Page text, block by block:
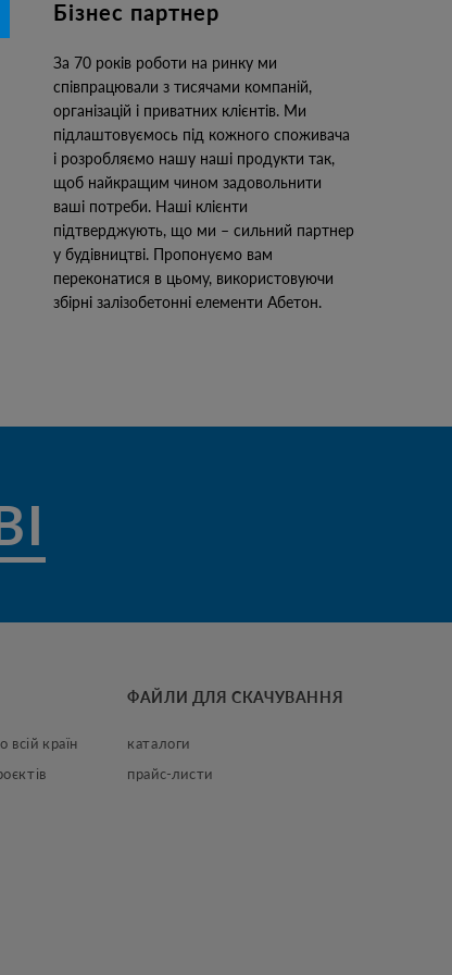
Бізнес партнер
За 70 років роботи на ринку ми
співпрацювали з тисячами компаній,
організацій і приватних клієнтів. Ми
підлаштовуємось під кожного споживача
і розробляємо нашу наші продукти так,
щоб найкращим чином задовольнити
ваші потреби. Наші клієнти
підтверджують, що ми – сильний партнер
у будівництві. Пропонуємо вам
переконатися в цьому, використовуючи
збірні залізобетонні елементи Абетон.
всій країн
ФАЙЛИ ДЛЯ СКАЧУВАННЯ
каталоги
прайс-листи